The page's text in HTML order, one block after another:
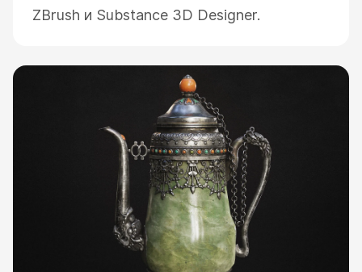
ZBrush и Substance 3D Designer.